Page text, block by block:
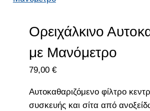
Ορειχάλκινο
με Μανόμετρο
79,00 €
Αυτοκαθαριζόμενο φίλτρο
συσκευής και σίτα από